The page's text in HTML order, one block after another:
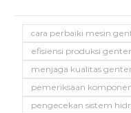
cara perbaiki mesin
efisiensi produksi
menjaga kualitas
pemeriksaan
pengecekan sistem